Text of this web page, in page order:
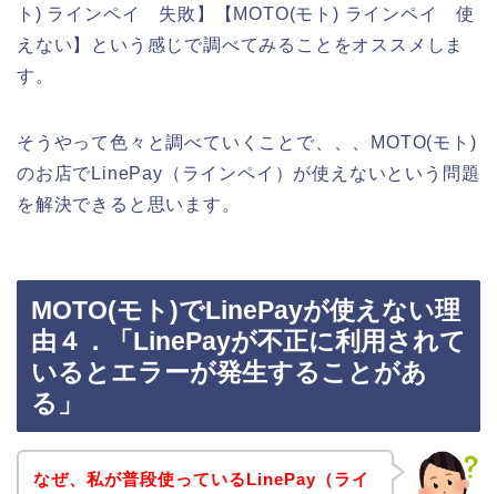
ト) ラインペイ 失敗】【MOTO(モト) ラインペイ 使
えない】という感じで調べてみることをオススメしま
す。
そうやって色々と調べていくことで、、、MOTO(モト)
のお店でLinePay（ラインペイ）が使えないという問題
を解決できると思います。
MOTO(モト)でLinePayが使えない理
由４．「LinePayが不正に利用されて
いるとエラーが発生することがあ
る」
なぜ、私が普段使っているLinePay（ライ